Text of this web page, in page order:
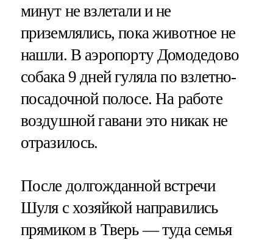
минут не взлетали и не
приземлялись, пока животное не
нашли. В аэропорту Домодедово
собака 9 дней гуляла по взлетно-
посадочной полосе. На работе
воздушной гавани это никак не
отразилось.
После долгожданной встречи
Шуля с хозяйкой направились
прямиком в Тверь — туда семья